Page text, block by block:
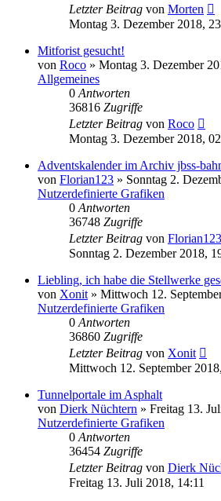
Letzter Beitrag von Morten
Montag 3. Dezember 2018,
Mitforist gesucht!
von Roco » Montag 3. Dezember
Allgemeines
0 Antworten
36816 Zugriffe
Letzter Beitrag von Roco
Montag 3. Dezember 2018,
Adventskalender im Archiv jbss-
von Florian123 » Sonntag 2.
Nutzerdefinierte Grafiken
0 Antworten
36748 Zugriffe
Letzter Beitrag von Florian123
Sonntag 2. Dezember 2018,
Liebling, ich habe die Stellwerke
von Xonit » Mittwoch 12.
Nutzerdefinierte Grafiken
0 Antworten
36860 Zugriffe
Letzter Beitrag von Xonit
Mittwoch 12. September
Tunnelportale im Asphalt
von Dierk Nüchtern » Freitag 13.
Nutzerdefinierte Grafiken
0 Antworten
36454 Zugriffe
Letzter Beitrag von Dierk
Freitag 13. Juli 2018, 14:11